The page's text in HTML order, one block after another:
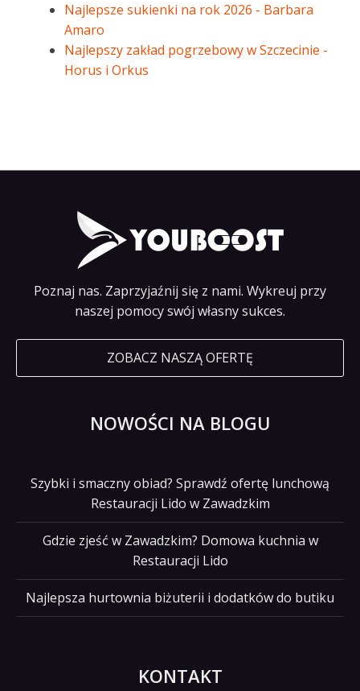
Najlepsze sukienki na rok 2026 - Barbara
Amaro
Najlepszy zakład pogrzebowy w Szczecinie -
Horus i Orkus
Poznaj nas. Zaprzyjaźnij się z nami. Wykreuj przy
naszej pomocy swój własny sukces.
ZOBACZ NASZĄ OFERTĘ
NOWOŚCI NA BLOGU
Szybki i smaczny obiad? Sprawdź ofertę lunchową
Restauracji Lido w Zawadzkim
Gdzie zjeść w Zawadzkim? Domowa kuchnia w
Restauracji Lido
Najlepsza hurtownia biżuterii i dodatków do butiku
KONTAKT